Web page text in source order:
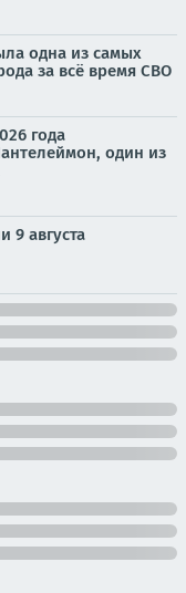
одна из самых
за всё время СВО
года
один из
9 августа